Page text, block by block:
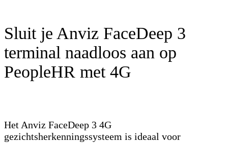
Sluit je Anviz FaceDeep 3
terminal naadloos aan op
PeopleHR met 4G
Het Anviz FaceDeep 3 4G
gezichtsherkenningssysteem is ideaal voor